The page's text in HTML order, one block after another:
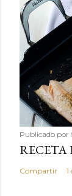
Publicado por
Compartir